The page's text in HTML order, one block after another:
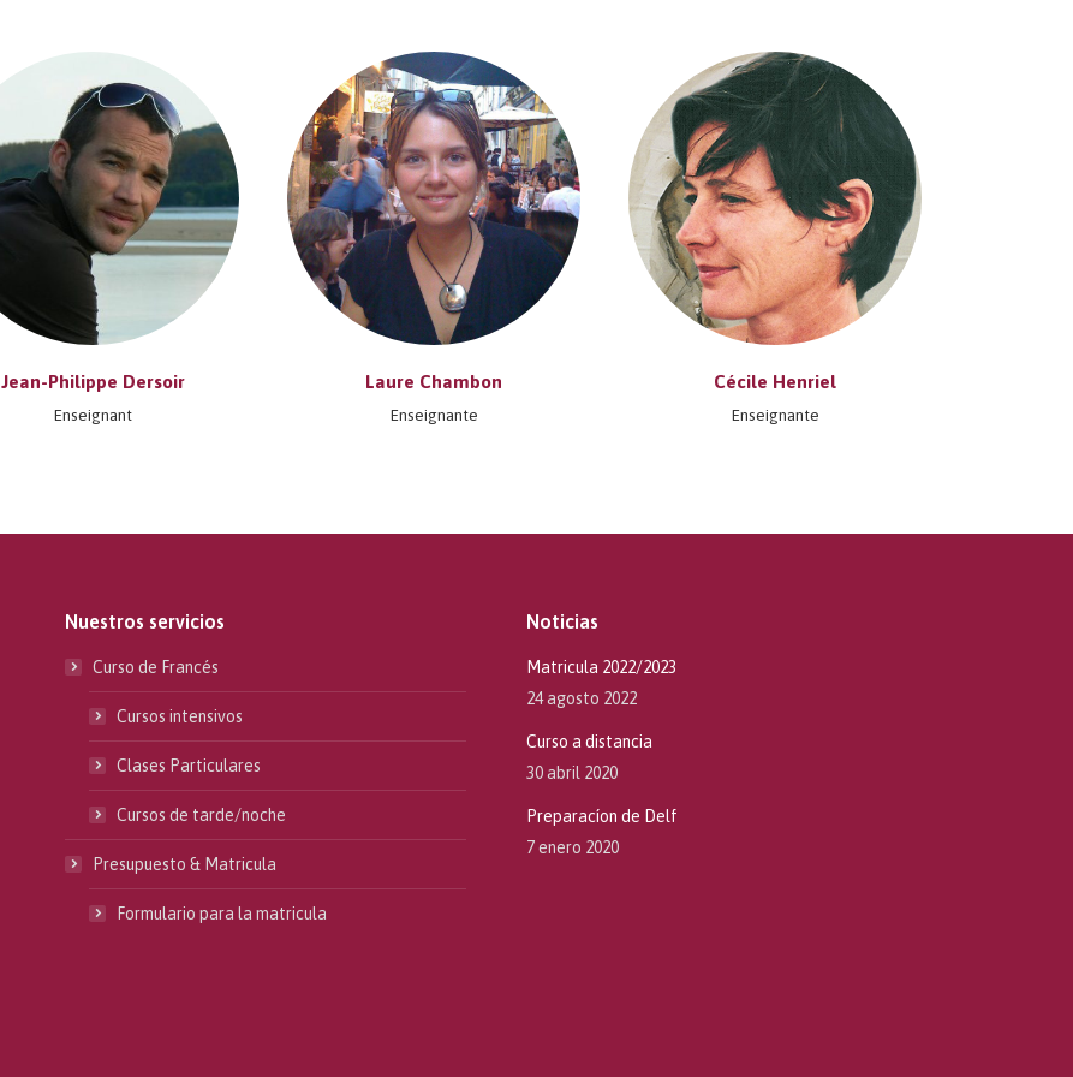
Jean-Philippe Dersoir
Enseignant
Laure Chambon
Enseignante
Cécile Henriel
Enseignante
Nuestros servicios
Curso de Francés
Cursos intensivos
Clases Particulares
Cursos de tarde/noche
Presupuesto & Matricula
Formulario para la matricula
Noticias
Matricula 2022/2023
24 agosto 2022
Curso a distancia
30 abril 2020
Preparacíon de Delf
7 enero 2020